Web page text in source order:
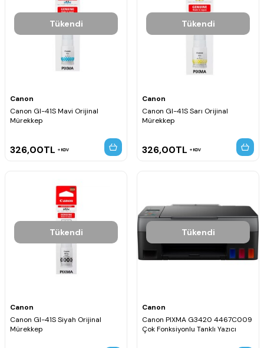
Tükendi
Canon
Canon GI-41S Mavi Orijinal
Mürekkep
326,00TL KDV
Tükendi
Canon
Canon GI-41S Sarı Orijinal
Mürekkep
326,00TL KDV
Tükendi
Canon
Canon GI-41S Siyah Orijinal
Mürekkep
Tükendi
Canon
Canon PIXMA G3420 4467C009
Çok Fonksiyonlu Tanklı Yazıcı